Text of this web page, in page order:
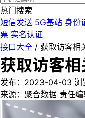
热门搜索
短信发送 5G基站 身份
票 实名认证
接口大全 / 获取访客相
获取访客
发布：2023-04-03 浏
来源：聚合数据 责任